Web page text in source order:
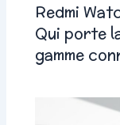
Redmi
Qui porte
gamme